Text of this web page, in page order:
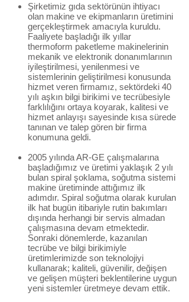
Şirketimiz gıda sektörünün ihtiyacı
olan makine ve ekipmanların üretimini
gerçekleştirmek amacıyla kuruldu.
Faaliyete başladığı ilk yıllar
thermoform paketleme makinelerinin
mekanik ve elektronik donanımlarının
iyileştirilmesi, yenilenmesi ve
sistemlerinin geliştirilmesi konusunda
hizmet veren firmamız, sektördeki 40
yılı aşkın bilgi birikimi ve tecrübesiyle
farklılığını ortaya koyarak, kalitesi ve
hizmet anlayışı sayesinde kısa sürede
tanınan ve talep gören bir firma
konumuna geldi.
2005 yılında AR-GE çalışmalarına
başladığımız ve üretimi yaklaşık 2 yılı
bulan spiral şoklama, soğutma sistemi
makine üretiminde attığımız ilk
adımdır. Spiral soğutma olarak kurulan
ilk hat bugün itibariyle rutin bakımları
dışında herhangi bir servis almadan
çalışmasına devam etmektedir.
Sonraki dönemlerde, kazanılan
tecrübe ve bilgi birikimiyle
üretimlerimizde son teknolojiyi
kullanarak; kaliteli, güvenilir, değişen
ve gelişen müşteri beklentilerine uygun
yeni sistemler üretmeye devam ettik.